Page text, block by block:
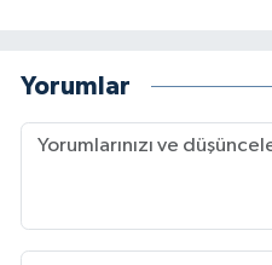
Yorumlar